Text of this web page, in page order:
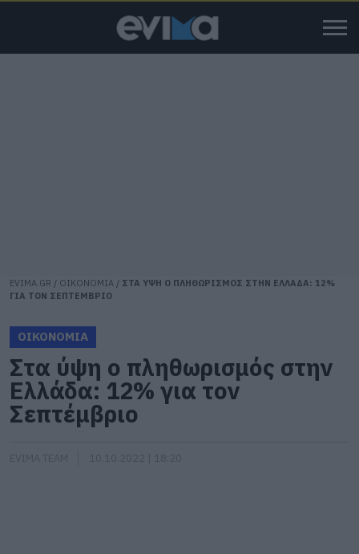
EVIMA.GR / ΟΙΚΟΝΟΜΙΑ / ΣΤΑ ΥΨΗ Ο ΠΛΗΘΩΡΙΣΜΟΣ ΣΤΗΝ ΕΛΛΑΔΑ: 12%
ΓΙΑ ΤΟΝ ΣΕΠΤΕΜΒΡΙΟ
ΟΙΚΟΝΟΜΙΑ
Στα ύψη ο πληθωρισμός στην
Ελλάδα: 12% για τον
Σεπτέμβριο